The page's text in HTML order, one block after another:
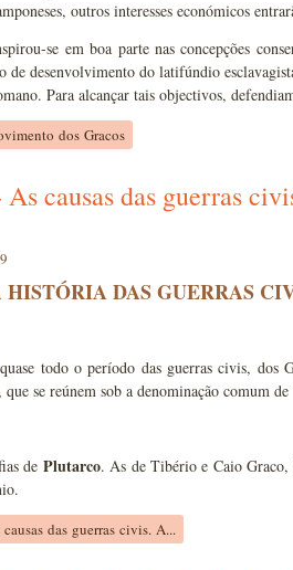
outros interesses económicos
se em boa parte nas concepções
de desenvolvimento do latifúndio
Para alcançar tais objectivos,
dos Gracos
causas das guerras
HISTÓRIA DAS GUERRAS
todo o período das guerras civis,
que se reúnem sob a denominação comum
de Plutarco. As de Tibério e Caio
das guerras civis. A...